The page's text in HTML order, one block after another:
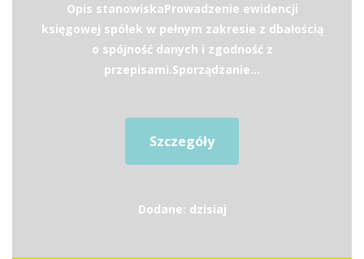
Opis stanowiskaProwadzenie ewidencji
księgowej spółek w pełnym zakresie z dbałością
o spójność danych i zgodność z
przepisami.Sporządzanie...
Szczegóły
Dodane: dzisiaj